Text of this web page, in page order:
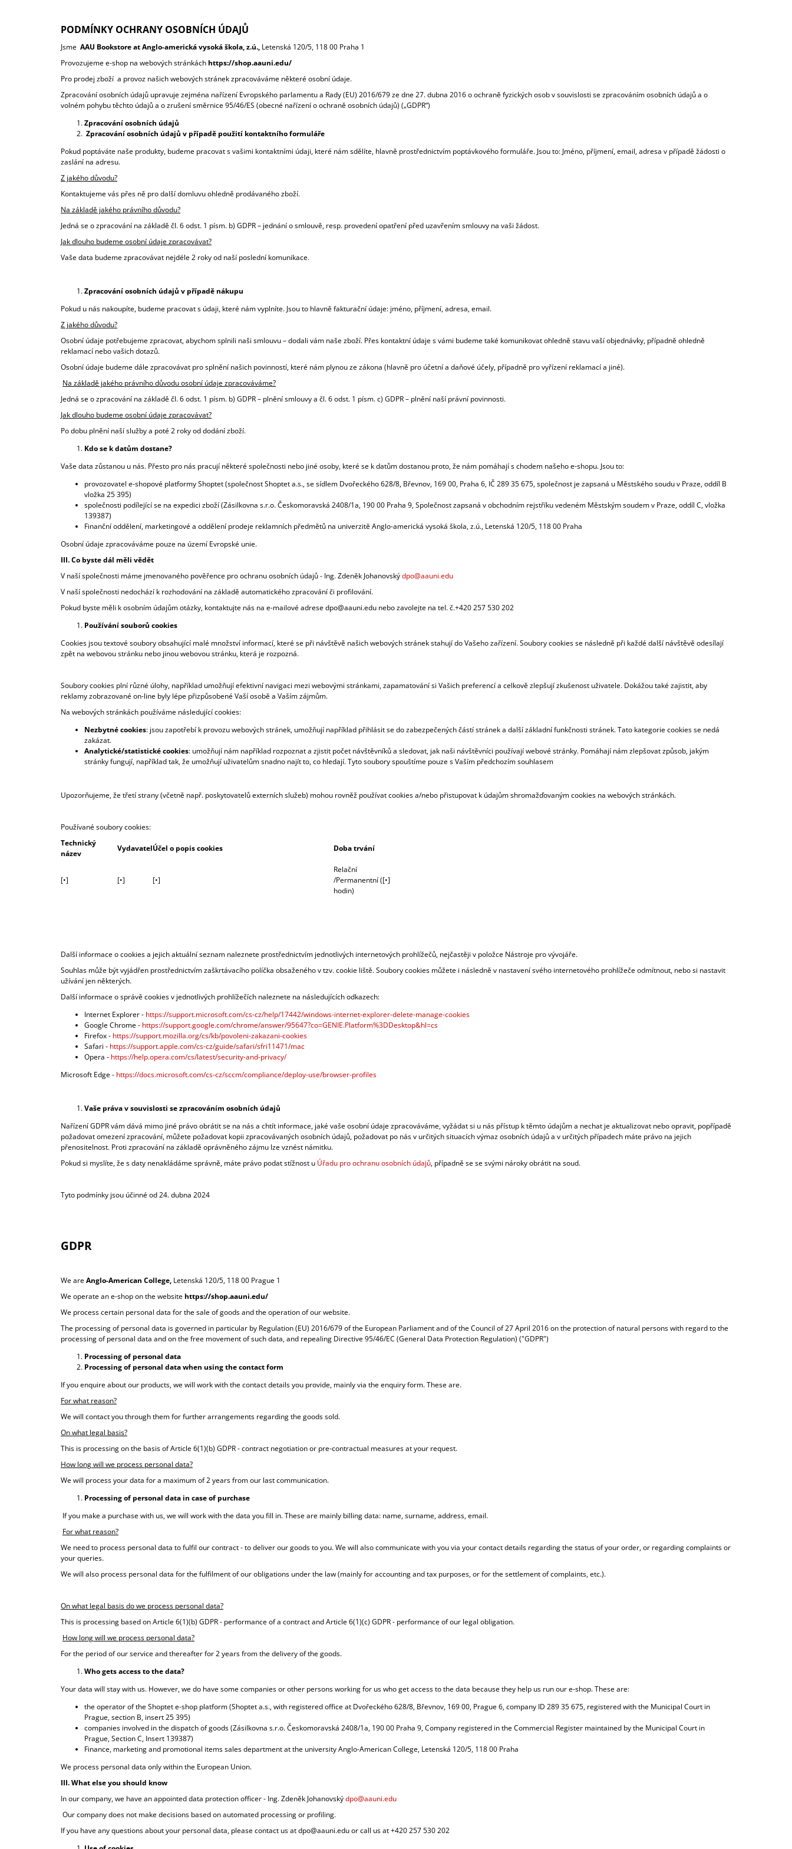
PODMÍNKY OCHRANY OSOBNÍCH ÚDAJŮ
Jsme AAU Bookstore at Anglo-americká vysoká škola, z.ú., Letenská 120/5, 118 00 Praha 1
Provozujeme e-shop na webových stránkách https://shop.aauni.edu/
Pro prodej zboží a provoz našich webových stránek zpracováváme některé osobní údaje.
Zpracování osobních údajů upravuje zejména nařízení Evropského parlamentu a Rady (EU) 2016/679 ze dne 27. dubna 2016 o ochraně fyzických osob v souvislosti se zpracováním osobních údajů a o
volném pohybu těchto údajů a o zrušení směrnice 95/46/ES (obecné nařízení o ochraně osobních údajů) („GDPR“)
Zpracování osobních údajů
Zpracování osobních údajů v případě použití kontaktního formuláře
Pokud poptáváte naše produkty, budeme pracovat s vašimi kontaktními údaji, které nám sdělíte, hlavně prostřednictvím poptávkového formuláře. Jsou to: Jméno, příjmení, email, adresa v případě žádosti o
zaslání na adresu.
Z jakého důvodu?
Kontaktujeme vás přes ně pro další domluvu ohledně prodávaného zboží.
Na základě jakého právního důvodu?
Jedná se o zpracování na základě čl. 6 odst. 1 písm. b) GDPR – jednání o smlouvě, resp. provedení opatření před uzavřením smlouvy na vaši žádost.
Jak dlouho budeme osobní údaje zpracovávat?
Vaše data budeme zpracovávat nejdéle 2 roky od naší poslední komunikace.
Zpracování osobních údajů v případě nákupu
Pokud u nás nakoupíte, budeme pracovat s údaji, které nám vyplníte. Jsou to hlavně fakturační údaje: jméno, příjmení, adresa, email.
Z jakého důvodu?
Osobní údaje potřebujeme zpracovat, abychom splnili naši smlouvu – dodali vám naše zboží. Přes kontaktní údaje s vámi budeme také komunikovat ohledně stavu vaší objednávky, případně ohledně
reklamací nebo vašich dotazů.
Osobní údaje budeme dále zpracovávat pro splnění našich povinností, které nám plynou ze zákona (hlavně pro účetní a daňové účely, případně pro vyřízení reklamací a jiné).
Na základě jakého právního důvodu osobní údaje zpracováváme?
Jedná se o zpracování na základě čl. 6 odst. 1 písm. b) GDPR – plnění smlouvy a čl. 6 odst. 1 písm. c) GDPR – plnění naší právní povinnosti.
Jak dlouho budeme osobní údaje zpracovávat?
Po dobu plnění naší služby a poté 2 roky od dodání zboží.
Kdo se k datům dostane?
Vaše data zůstanou u nás. Přesto pro nás pracují některé společnosti nebo jiné osoby, které se k datům dostanou proto, že nám pomáhají s chodem našeho e-shopu. Jsou to:
provozovatel e-shopové platformy Shoptet (společnost Shoptet a.s., se sídlem Dvořeckého 628/8, Břevnov, 169 00, Praha 6, IČ 289 35 675, společnost je zapsaná u Městského soudu v Praze, oddíl B
vložka 25 395)
společnosti podílející se na expedici zboží (Zásilkovna s.r.o. Českomoravská 2408/1a, 190 00 Praha 9, Společnost zapsaná v obchodním rejstříku vedeném Městským soudem v Praze, oddíl C, vložka
139387)
Finanční oddělení, marketingové a oddělení prodeje reklamních předmětů na univerzitě Anglo-americká vysoká škola, z.ú., Letenská 120/5, 118 00 Praha
Osobní údaje zpracováváme pouze na území Evropské unie.
III. Co byste dál měli vědět
V naší společnosti máme jmenovaného pověřence pro ochranu osobních údajů - Ing. Zdeněk Johanovskýdpo@aauni.edu
V naší společnosti nedochází k rozhodování na základě automatického zpracování či profilování.
Pokud byste měli k osobním údajům otázky, kontaktujte nás na e-mailové adrese dpo@aauni.edu nebo zavolejte na tel. č.+420 257 530 202
Používání souborů cookies
Cookies jsou textové soubory obsahující malé množství informací, které se při návštěvě našich webových stránek stahují do Vašeho zařízení. Soubory cookies se následně při každé další návštěvě odesílají
zpět na webovou stránku nebo jinou webovou stránku, která je rozpozná.
Soubory cookies plní různé úlohy, například umožňují efektivní navigaci mezi webovými stránkami, zapamatování si Vašich preferencí a celkově zlepšují zkušenost uživatele. Dokážou také zajistit, aby
reklamy zobrazované on-line byly lépe přizpůsobené Vaší osobě a Vaším zájmům.
Na webových stránkách používáme následující cookies:
Nezbytné cookies: jsou zapotřebí k provozu webových stránek, umožňují například přihlásit se do zabezpečených částí stránek a další základní funkčnosti stránek. Tato kategorie cookies se nedá
zakázat.
Analytické/statistické cookies: umožňují nám například rozpoznat a zjistit počet návštěvníků a sledovat, jak naši návštěvníci používají webové stránky. Pomáhají nám zlepšovat způsob, jakým
stránky fungují, například tak, že umožňují uživatelům snadno najít to, co hledají. Tyto soubory spouštíme pouze s Vaším předchozím souhlasem
Upozorňujeme, že třetí strany (včetně např. poskytovatelů externích služeb) mohou rovněž používat cookies a/nebo přistupovat k údajům shromažďovaným cookies na webových stránkách.
Používané soubory cookies:
Technický
název
VydavatelÚčel o popis cookies Doba trvání
[•] [•] [•]
Relační
/Permanentní ([•]
hodin)
Další informace o cookies a jejich aktuální seznam naleznete prostřednictvím jednotlivých internetových prohlížečů, nejčastěji v položce Nástroje pro vývojáře.
Souhlas může být vyjádřen prostřednictvím zaškrtávacího políčka obsaženého v tzv. cookie liště. Soubory cookies můžete i následně v nastavení svého internetového prohlížeče odmítnout, nebo si nastavit
užívání jen některých.
Další informace o správě cookies v jednotlivých prohlížečích naleznete na následujících odkazech:
Internet Explorer - https://support.microsoft.com/cs-cz/help/17442/windows-internet-explorer-delete-manage-cookies
Google Chrome - https://support.google.com/chrome/answer/95647?co=GENIE.Platform%3DDesktop&hl=cs
Firefox - https://support.mozilla.org/cs/kb/povoleni-zakazani-cookies
Safari - https://support.apple.com/cs-cz/guide/safari/sfri11471/mac
Opera - https://help.opera.com/cs/latest/security-and-privacy/
Microsoft Edge - https://docs.microsoft.com/cs-cz/sccm/compliance/deploy-use/browser-profiles
Vaše práva v souvislosti se zpracováním osobních údajů
Nařízení GDPR vám dává mimo jiné právo obrátit se na nás a chtít informace, jaké vaše osobní údaje zpracováváme, vyžádat si u nás přístup k těmto údajům a nechat je aktualizovat nebo opravit, popřípadě
požadovat omezení zpracování, můžete požadovat kopii zpracovávaných osobních údajů, požadovat po nás v určitých situacích výmaz osobních údajů a v určitých případech máte právo na jejich
přenositelnost. Proti zpracování na základě oprávněného zájmu lze vznést námitku.
Pokud si myslíte, že s daty nenakládáme správně, máte právo podat stížnost u Úřadu pro ochranu osobních údajů, případně se se svými nároky obrátit na soud.
Tyto podmínky jsou účinné od 24. dubna 2024
GDPR
We areAnglo-American College, Letenská 120/5, 118 00 Prague 1
We operate an e-shop on the website https://shop.aauni.edu/
We process certain personal data for the sale of goods and the operation of our website.
The processing of personal data is governed in particular by Regulation (EU) 2016/679 of the European Parliament and of the Council of 27 April 2016 on the protection of natural persons with regard to the
processing of personal data and on the free movement of such data, and repealing Directive 95/46/EC (General Data Protection Regulation) ("GDPR")
Processing of personal data
Processing of personal data when using the contact form
If you enquire about our products, we will work with the contact details you provide, mainly via the enquiry form. These are.
For what reason?
We will contact you through them for further arrangements regarding the goods sold.
On what legal basis?
This is processing on the basis of Article 6(1)(b) GDPR - contract negotiation or pre-contractual measures at your request.
How long will we process personal data?
We will process your data for a maximum of 2 years from our last communication.
Processing of personal data in case of purchase
If you make a purchase with us, we will work with the data you fill in. These are mainly billing data: name, surname, address, email.
For what reason?
We need to process personal data to fulfil our contract - to deliver our goods to you. We will also communicate with you via your contact details regarding the status of your order, or regarding complaints or
your queries.
We will also process personal data for the fulfilment of our obligations under the law (mainly for accounting and tax purposes, or for the settlement of complaints, etc.).
On what legal basis do we process personal data?
This is processing based on Article 6(1)(b) GDPR - performance of a contract and Article 6(1)(c) GDPR - performance of our legal obligation.
How long will we process personal data?
For the period of our service and thereafter for 2 years from the delivery of the goods.
Who gets access to the data?
Your data will stay with us. However, we do have some companies or other persons working for us who get access to the data because they help us run our e-shop. These are:
the operator of the Shoptet e-shop platform (Shoptet a.s., with registered office at Dvořeckého 628/8, Břevnov, 169 00, Prague 6, company ID 289 35 675, registered with the Municipal Court in
Prague, section B, insert 25 395)
companies involved in the dispatch of goods (Zásilkovna s.r.o. Českomoravská 2408/1a, 190 00 Praha 9, Company registered in the Commercial Register maintained by the Municipal Court in
Prague, Section C, Insert 139387)
Finance, marketing and promotional items sales department at the university Anglo-American College, Letenská 120/5, 118 00 Praha
We process personal data only within the European Union.
III. What else you should know
In our company, we have an appointed data protection officer - Ing. Zdeněk Johanovskýdpo@aauni.edu
Our company does not make decisions based on automated processing or profiling.
If you have any questions about your personal data, please contact us at dpo@aauni.edu or call us at +420 257 530 202